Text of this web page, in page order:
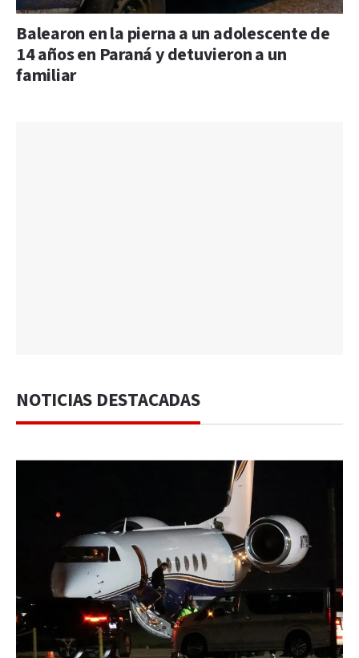
Balearon en la pierna a un adolescente de
14 años en Paraná y detuvieron a un
familiar
NOTICIAS DESTACADAS